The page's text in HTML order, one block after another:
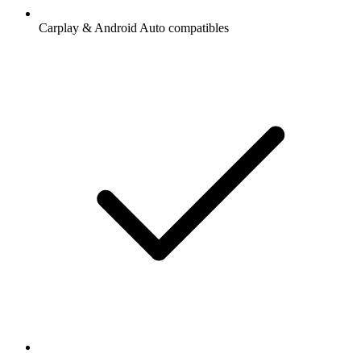
Carplay & Android Auto compatibles